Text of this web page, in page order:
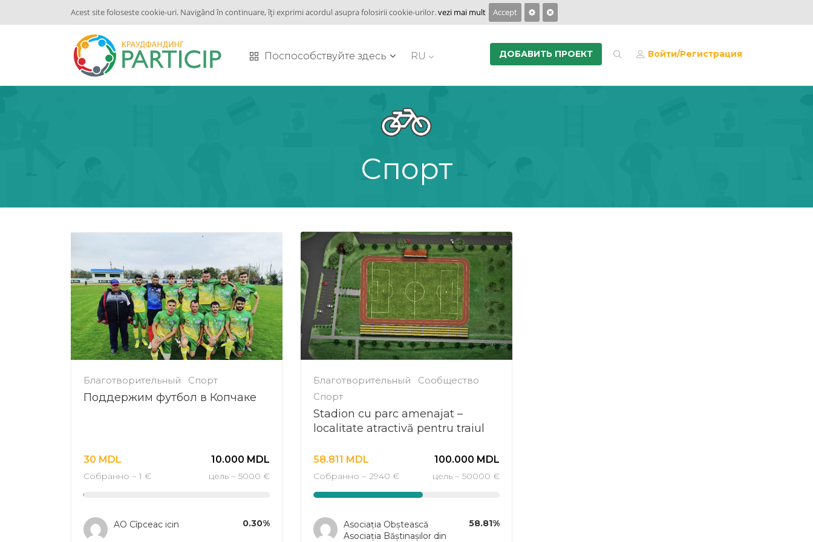
Acest site foloseste cookie-uri. Navigând în continuare, îţi exprimi acordul asupra folosirii cookie-urilor.vezi mai mult Accept
Поспособствуйте здесь RU ДОБАВИТЬ ПРОЕКТ Войти/Регистрация
Спорт
Благотворительный Спорт
Поддержим футбол в Копчаке
30 MDL
Собранно ~ 1 €
10.000 MDL
цель ~ 5000 €
AO Cîpceac icin 0.30%
Благотворительный
Сообщество
Спорт
Stadion cu parc amenajat –
localitate atractivă pentru traiul
la Pepeni
58.811 MDL
Собранно ~ 2940 €
100.000 MDL
цель ~ 50000 €
Asociația Obștească
Asociația Băștinașilor din
58.81%